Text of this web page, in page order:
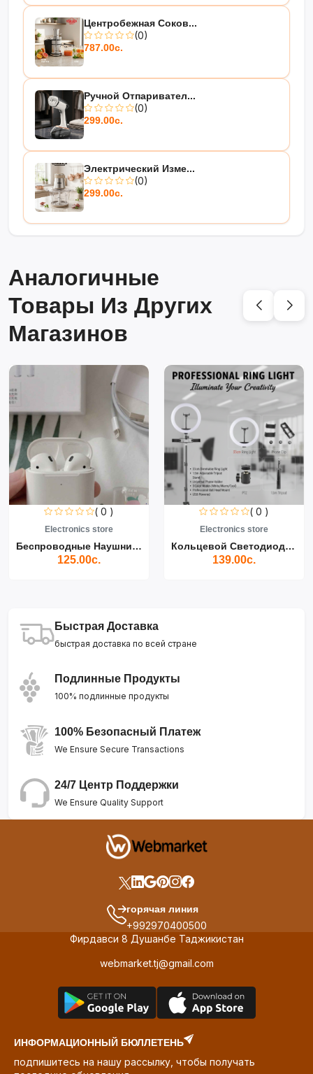
Центробежная Соков...
(0)
787.00с.
Ручной Отпаривател...
(0)
299.00с.
Электрический Изме...
(0)
299.00с.
Аналогичные
Товары Из Других
Магазинов
( 0 )
Electronics store
Беспроводные Наушники Air...
125.00с.
( 0 )
Electronics store
Кольцевой Светодиодный Св...
139.00с.
Быстрая Доставка
быстрая доставка по всей стране
Подлинные Продукты
100% подлинные продукты
100% Безопасный Платеж
We Ensure Secure Transactions
24/7 Центр Поддержки
We Ensure Quality Support
горячая линия
+992970400500
Фирдавси 8 Душанбе Таджикистан
webmarket.tj@gmail.com
ИНФОРМАЦИОННЫЙ БЮЛЛЕТЕНЬ
подпишитесь на нашу рассылку, чтобы получать